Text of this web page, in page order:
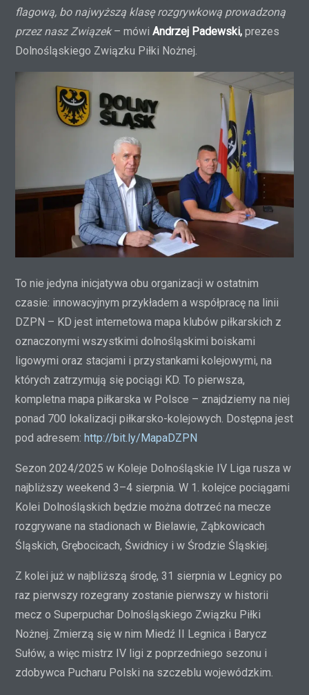
flagową, bo najwyższą klasę rozgrywkową prowadzoną
przez nasz Związek– mówiAndrzej Padewski, prezes
Dolnośląskiego Związku Piłki Nożnej.
To nie jedyna inicjatywa obu organizacji w ostatnim
czasie: innowacyjnym przykładem a współpracę na linii
DZPN – KD jest internetowa mapa klubów piłkarskich z
oznaczonymi wszystkimi dolnośląskimi boiskami
ligowymi oraz stacjami i przystankami kolejowymi, na
których zatrzymują się pociągi KD. To pierwsza,
kompletna mapa piłkarska w Polsce – znajdziemy na niej
ponad 700 lokalizacji piłkarsko-kolejowych. Dostępna jest
pod adresem:http://bit.ly/MapaDZPN
Sezon 2024/2025 w Koleje Dolnośląskie IV Liga rusza w
najbliższy weekend 3–4 sierpnia. W 1. kolejce pociągami
Kolei Dolnośląskich będzie można dotrzeć na mecze
rozgrywane na stadionach w Bielawie, Ząbkowicach
Śląskich, Grębocicach, Świdnicy i w Środzie Śląskiej.
Z kolei już w najbliższą środę, 31 sierpnia w Legnicy po
raz pierwszy rozegrany zostanie pierwszy w historii
mecz o Superpuchar Dolnośląskiego Związku Piłki
Nożnej. Zmierzą się w nim Miedź II Legnica i Barycz
Sułów, a więc mistrz IV ligi z poprzedniego sezonu i
zdobywca Pucharu Polski na szczeblu wojewódzkim.